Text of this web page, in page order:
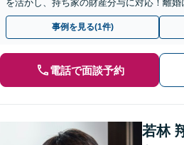
を活かし、持ち家の財産分与に対応！離
にご相談ください【メディア出演】【早
事例を見る(1件)
電話で面談予約
若林